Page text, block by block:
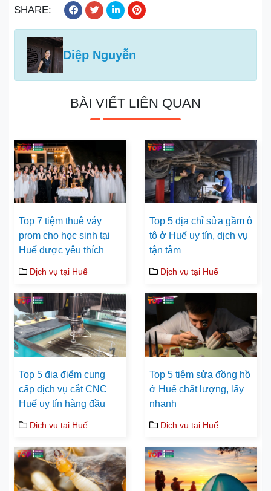
SHARE:
Diệp Nguyễn
BÀI VIẾT LIÊN QUAN
Top 7 tiệm thuê váy
prom cho học sinh tại
Huế được yêu thích
Dịch vụ tại Huế
Top 5 địa chỉ sửa gầm ô
tô ở Huế uy tín, dịch vụ
tận tâm
Dịch vụ tại Huế
Top 5 địa điểm cung
cấp dịch vụ cắt CNC
Huế uy tín hàng đầu
Dịch vụ tại Huế
Top 5 tiệm sửa đồng hồ
ở Huế chất lượng, lấy
nhanh
Dịch vụ tại Huế